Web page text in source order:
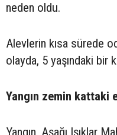
neden oldu.
Alevlerin kısa sürede
olayda, 5 yaşındaki bir
Yangın zemin kattaki
Yangın, Aşağı Işıklar